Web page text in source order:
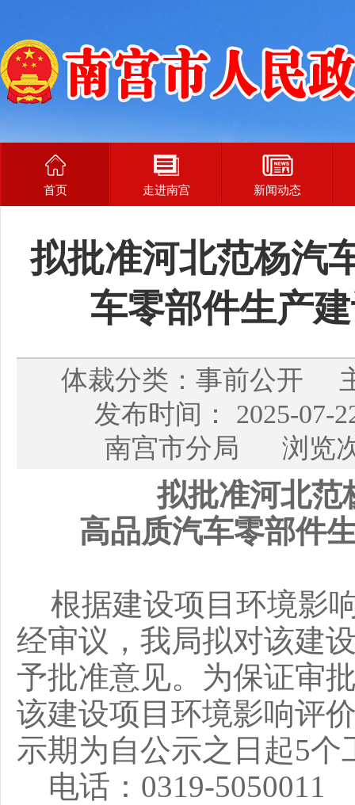
首页 走进南宫 新闻动态
拟批准河北范杨汽
车零部件生产
体裁分类：事前公开
发布时间： 2025-07-
南宫市分局 浏览
拟批准河北范
高品质汽车零部件
根据建设项目环境影
经审议，我局拟对该建
予批准意见。为保证审
该建设项目环境影响评
示期为自公示之日起5个
电话： 0319-5050011